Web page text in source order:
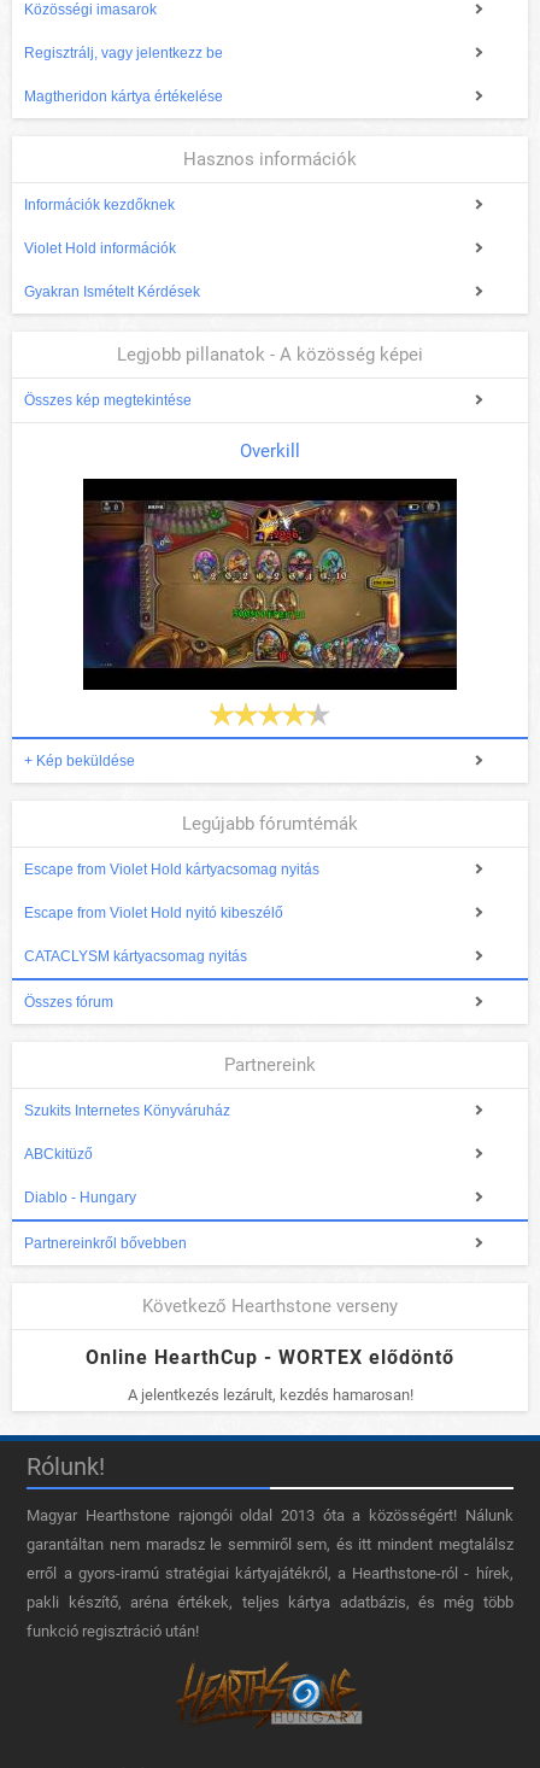
Közösségi imasarok
Regisztrálj, vagy jelentkezz be
Magtheridon kártya értékelése
Hasznos információk
Információk kezdőknek
Violet Hold információk
Gyakran Ismételt Kérdések
Legjobb pillanatok - A közösség képei
Összes kép megtekintése
Overkill
+ Kép beküldése
Legújabb fórumtémák
Escape from Violet Hold kártyacsomag nyitás
Escape from Violet Hold nyitó kibeszélő
CATACLYSM kártyacsomag nyitás
Összes fórum
Partnereink
Szukits Internetes Könyváruház
ABCkitüző
Diablo - Hungary
Partnereinkről bővebben
Következő Hearthstone verseny
Online HearthCup - WORTEX elődöntő
A jelentkezés lezárult, kezdés hamarosan!
Rólunk!
Magyar Hearthstone​ rajongói oldal 2013 óta a közösségért! Nálunk
garantáltan nem maradsz le semmiről sem, és itt mindent megtalálsz
erről a gyors-iramú stratégiai kártyajátékról, a Hearthstone-ról - hírek,
pakli készítő, aréna értékek, teljes kártya adatbázis, és még több
funkció regisztráció után!